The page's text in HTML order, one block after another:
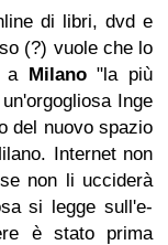
di libri, dvd e
(?) vuole che lo
a Milano"la più
Inge
del nuovo spazio
Internet non
non li ucciderà
si legge sull'e-
è stato prima